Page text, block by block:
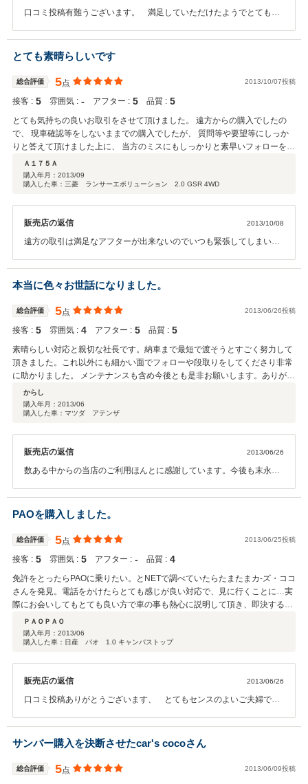
口コミ投稿有難うございます。 満足していただけたようでとてもう
す。
とても素晴らしいです
総合評価 5点 2013/10/07投稿
接客 : 5 雰囲気 : ‐ アフター : 5 品質 : 5
とても気持ちの良いお取引をさせて頂けました。 遠方からの購入でしたの
で、 現車確認等をしないままでの購入でしたが、 質問等や要望等にしっか
りと答えて頂けました上に、 当方のミスにもしっかりと素早いフォローをし
て頂けまして、 何も不安の無い素晴らしいお取引ができました。 また、車
両の程度にも非常に満足をしておりまして、 一生物と言える程の物を手に入
れれました。 ずっと大切に乗っていきたいと思います。 機会がありました
Ａ１７５Ａ
購入年月： 2013/09
購入した車：三菱 ランサーエボリューション 2.0 GSR 4WD
販売店の返信 2013/10/08
遠方の取引は満足なアフターが出来ないのでいつも緊張してしまいま
たがこのような評価が頂けてとても嬉しく思います。 今後もお客様の
笑顔が見られる様に努力して行きたいと思います。 近くにお越しの
祭は是非お立寄り下さい、また 部品入手等お困りの祭は何でも相談し
て下さい 有難うございました。
本当に色々お世話になりました。
総合評価 5点 2013/06/26投稿
接客 : 5 雰囲気 : 4 アフター : 5 品質 : 5
素晴らしい対応と親切な社長です。納車まで最短で渡そうとすごく努力して
頂きました。これ以外にも細かい面でフォローや段取りをしてくださり非常
に助かりました。 メンテナンスも含め今後とも是非お願いします。ありがと
うございました。
からし
購入年月： 2013/06
購入した車：マツダ アテンザ
販売店の返信 2013/06/26
数ある中からの当店のご利用ほんとに感謝しています。今後も末永く
と思います。 こちらもよろしくお願いします。
PAOを購入しました。
総合評価 5点 2013/06/25投稿
接客 : 5 雰囲気 : 5 アフター : ‐ 品質 : 4
免許をとったらPAOに乗りたい。とNETで調べていたらたまたまカ-ズ・ココ
さんを発見。電話をかけたらとても感じが良い対応で、見に行くことに…実
際にお会いしてもとても良い方で車の事も熱心に説明して頂き、即決するつ
もりはなかったのですが、即決してしまいました。紙コップ最高です。嫁よ
り。 とてもアットホームな雰囲気で良かったです。あまり予算がなかったの
ですが、予算に合わせた整備をしてくれたので助かりました。ホイール塗装
ＰＡＯＰＡＯ
購入年月： 2013/06
購入した車：日産 パオ 1.0 キャンバストップ
販売店の返信 2013/06/26
口コミ投稿ありがとうございます、 とてもセンスのよいご夫婦でし
どこの人たちにならきっとパオも幸せになれると確信しました。
至らぬ点などあるかと思いますが、このようなご評価をいただけてと
ても幸せです。 今後も全力でサポートさせていただきますのでよろ
しくお願いいたします。 ホイール塗装は旦那様のご提案でこちらでも
とても好評でした。 奥様ご提案の紙コップ！壊れたらまた作ります
サンバー購入を決断させたcar's cocoさん
総合評価 5点 2013/06/09投稿